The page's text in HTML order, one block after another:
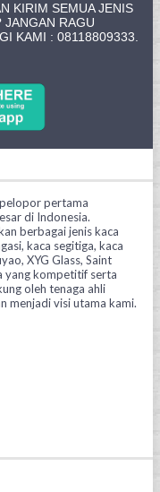
KIRIM SEMUA JENIS
JANGAN RAGU
KAMI : 08118809333.
pertama
di Indonesia.
berbagai jenis kaca
kaca segitiga, kaca
XYG Glass, Saint
yang kompetitif serta
oleh tenaga ahli
menjadi visi utama kami.